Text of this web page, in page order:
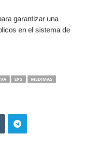
garantizar una
en el sistema de
EPS
MEDIMAS